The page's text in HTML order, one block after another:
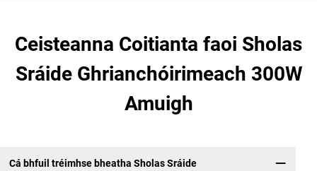
Ceisteanna Coitianta faoi Sholas
Sráide Ghrianchóirimeach 300W
Amuigh
Cá bhfuil tréimhse bheatha Sholas Sráide